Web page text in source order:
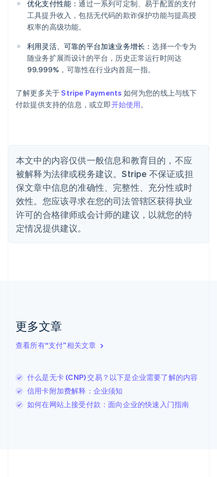
优化支付性能：通过一系列可定制、易于配置的支付
工具提升收入，包括无代码的欺诈保护功能与提高授
权率的高级功能。
利用灵活、可靠的平台加速业务增长：选择一个专为
随业务扩展而设计的平台，历史正常运行时间达
99.999%，可靠性在行业内首屈一指。
了解更多关于Stripe Payments 如何为您的线上与线下
付款提供支持的信息，或立即开始使用。
本文中的内容仅供一般信息和教育目的，不应
被解释为法律或税务建议。Stripe 不保证或担
保文章中信息的准确性、完整性、充分性或时
效性。您应该寻求在您的司法管辖区获得执业
许可的合格律师或会计师的建议，以就您的特
定情况提供建议。
更多文章
查看所有“支付”相关文章
什么是无卡 (CNP) 交易？以下是企业需要了解的内容
信用卡附加费解释：企业须知
如何在网站上接受付款：面向企业的快速入门指南
爱尔兰
English
爱沙尼亚
English
奥地利
DeutschEnglish
澳大利亚
English
Português English
保加利亚
English
丹麦
德国
DeutschEnglish
法国
FrançaisEnglish
芬兰
EnglishSvenska
English
English
卢森堡
罗马尼亚
English